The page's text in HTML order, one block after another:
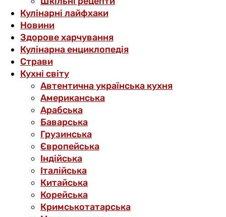
Кулінарні лайфхаки
Новини
Здорове харчування
Кулінарна енциклопедія
Страви
Кухні світу
Автентична українська кухня
Американська
Арабська
Баварська
Грузинська
Європейська
Індійська
Італійська
Китайська
Корейська
Кримськотатарська